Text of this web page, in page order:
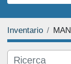
Inventario MAN